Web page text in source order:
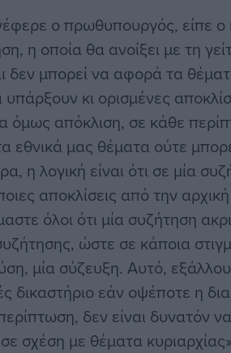
ο πρωθυπουργός, είπε ο
η οποία θα ανοίξει με τη
μπορεί να αφορά τα
κι ορισμένες
όμως απόκλιση, σε κάθε
εθνικά μας θέματα ούτε
η λογική είναι ότι σε μία
αποκλίσεις από την
όλοι ότι μία συζήτηση
ώστε σε κάποια
μία σύζευξη. Αυτό,
δικαστήριο εάν οψέποτε η
δεν είναι δυνατόν
σχέση με θέματα